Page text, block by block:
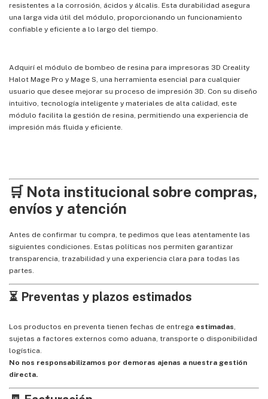
resistentes a la corrosión, ácidos y álcalis. Esta durabilidad asegura
una larga vida útil del módulo, proporcionando un funcionamiento
confiable y eficiente a lo largo del tiempo.
Adquirí el módulo de bombeo de resina para impresoras 3D Creality
Halot Mage Pro y Mage S, una herramienta esencial para cualquier
usuario que desee mejorar su proceso de impresión 3D. Con su diseño
intuitivo, tecnología inteligente y materiales de alta calidad, este
módulo facilita la gestión de resina, permitiendo una experiencia de
impresión más fluida y eficiente.
🛒 Nota institucional sobre compras,
envíos y atención
Antes de confirmar tu compra, te pedimos que leas atentamente las
siguientes condiciones. Estas políticas nos permiten garantizar
transparencia, trazabilidad y una experiencia clara para todas las
partes.
⏳ Preventas y plazos estimados
Los productos en preventa tienen fechas de entrega estimadas,
sujetas a factores externos como aduana, transporte o disponibilidad
logística.
No nos responsabilizamos por demoras ajenas a nuestra gestión
directa.